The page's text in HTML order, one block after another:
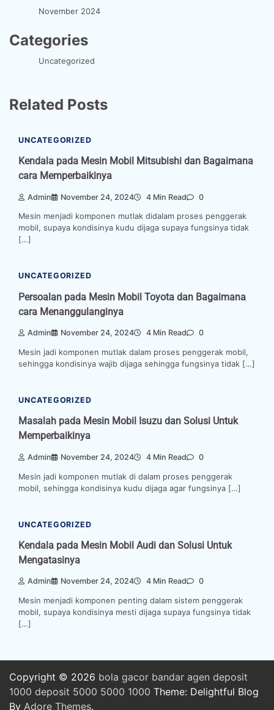
November 2024
Categories
Uncategorized
Related Posts
UNCATEGORIZED
Kendala pada Mesin Mobil Mitsubishi dan Bagaimana
cara Memperbaikinya
Admin November 24, 2024 4 Min Read 0
Mesin menjadi komponen mutlak didalam proses penggerak
mobil, supaya kondisinya kudu dijaga supaya fungsinya tidak
[…]
UNCATEGORIZED
Persoalan pada Mesin Mobil Toyota dan Bagaimana
cara Menanggulanginya
Admin November 24, 2024 4 Min Read 0
Mesin jadi komponen mutlak dalam proses penggerak mobil,
sehingga kondisinya wajib dijaga sehingga fungsinya tidak […]
UNCATEGORIZED
Masalah pada Mesin Mobil Isuzu dan Solusi Untuk
Memperbaikinya
Admin November 24, 2024 4 Min Read 0
Mesin jadi komponen mutlak di dalam proses penggerak
mobil, sehingga kondisinya kudu dijaga agar fungsinya […]
UNCATEGORIZED
Kendala pada Mesin Mobil Audi dan Solusi Untuk
Mengatasinya
Admin November 24, 2024 4 Min Read 0
Mesin menjadi komponen penting dalam sistem penggerak
mobil, supaya kondisinya mesti dijaga supaya fungsinya tidak
[…]
Copyright © 2026 bola gacor bandar agen deposit
1000 deposit 5000 5000 1000 Theme: Delightful Blog
By Adore Themes.